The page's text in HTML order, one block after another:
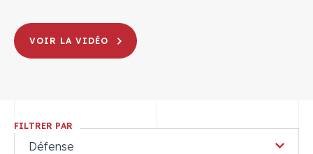
VOIR LA VIDÉO
Défense
FILTRER PAR